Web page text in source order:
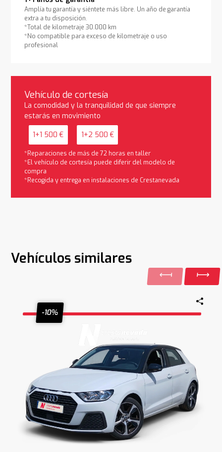
Amplía tu garantía y siéntete más libre. Un año de garantía
extra a tu disposición.
*Total de kilometraje 30.000 km
*No compatible para exceso de kilometraje o uso
profesional
Vehículo de cortesía
La comodidad y la tranquilidad de que siempre
estarás en movimiento
1+1 500 € 1+2 500 €
*Reparaciones de más de 72 horas en taller
*El vehículo de cortesía puede diferir del modelo de
compra
*Recogida y entrega en instalaciones de Crestanevada
Vehículos similares
-10%